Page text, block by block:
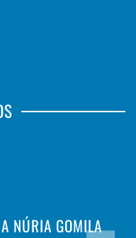
NÚRIA GOMILA